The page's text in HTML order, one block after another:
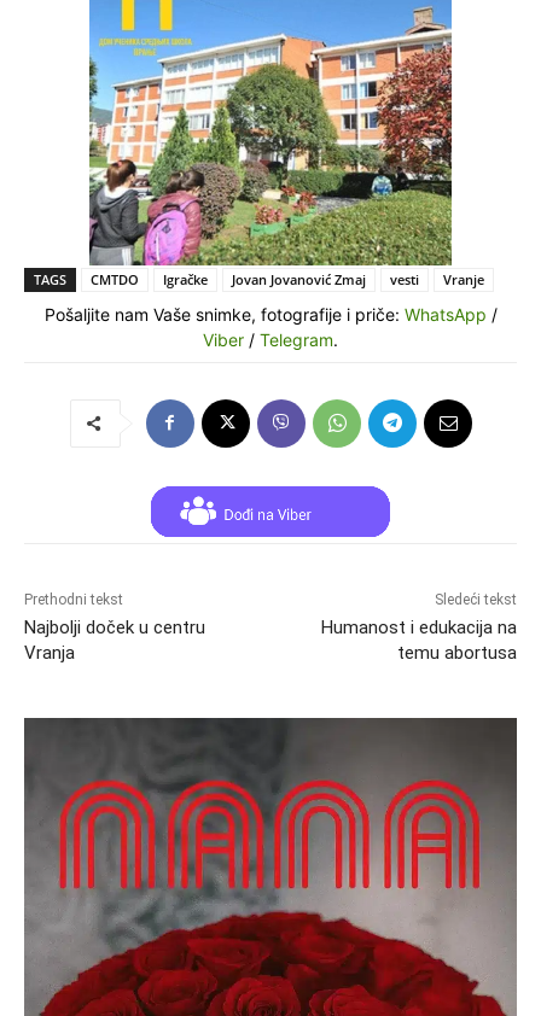
TAGS CMTDO Igračke Jovan Jovanović Zmaj vesti Vranje
Pošaljite nam Vaše snimke, fotografije i priče: WhatsApp /
Viber / Telegram.
Prethodni tekst
Najbolji doček u centru
Vranja
Sledeći tekst
Humanost i edukacija na
temu abortusa